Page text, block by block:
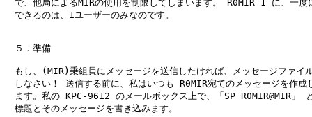
で、他局によるMIRの使用を制限してしまいます。 R0MIR-1 に、一度
できるのは、1ユーザーのみなのです。
５．準備
もし、(MIR)乗組員にメッセージを送信したければ、メッセージファイ
しなさい！ 送信する前に、私はいつも R0MIR宛てのメッセージを作成
ます。私の KPC-9612 のメールボックス上で、「SP R0MIR@MIR」
標題とそのメッセージを書き込みます。